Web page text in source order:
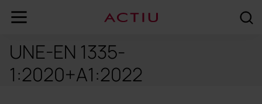
UNE-EN 1335-
1:2020+A1:2022